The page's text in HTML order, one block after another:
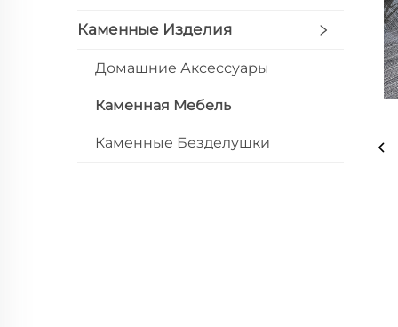
Каменные Изделия
Домашние Аксессуары
Каменная Мебель
Каменные Безделушки